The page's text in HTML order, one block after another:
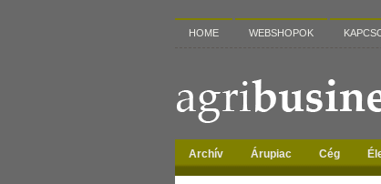
HOME WEBSHOPOK
Archív Árupiac Cég